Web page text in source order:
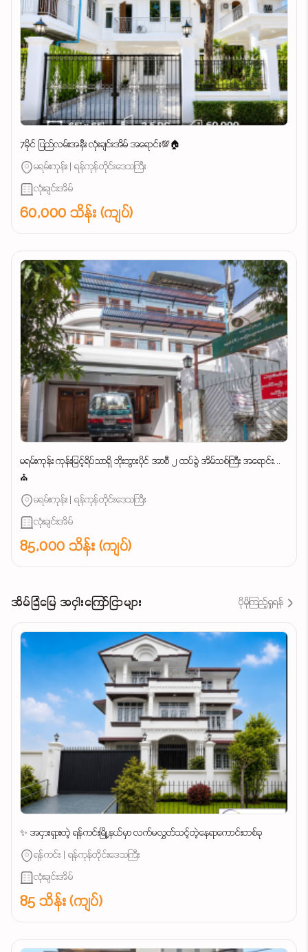
7မိုင် ပြည်လမ်းအနီး လုံးချင်းအိမ် အရောင်း💯🏠
မရမ်းကုန်း | ရန်ကုန်တိုင်းဒေသကြီး
လုံးချင်းအိမ်
60,000 သိန်း (ကျပ်)
မရမ်းကုန်း ကုန်းမြင့်ရိပ်သာရှိ ဘိုးဘွားပိုင် အာစီ ၂ ထပ်ခွဲ အိမ်သစ်ကြီး အရောင်း...
⛪
မရမ်းကုန်း | ရန်ကုန်တိုင်းဒေသကြီး
လုံးချင်းအိမ်
85,000 သိန်း (ကျပ်)
အိမ်ခြံမြေ အငှါးကြော်ငြာများ ပိုမိုကြည့်ရှုရန်
✨ အငှားရှားတဲ့ ရန်ကင်းမြို့နယ်မှာ လက်မလွှတ်သင့်တဲ့နေရာကောင်းတစ်ခု
ရန်ကင်း | ရန်ကုန်တိုင်းဒေသကြီး
လုံးချင်းအိမ်
85 သိန်း (ကျပ်)